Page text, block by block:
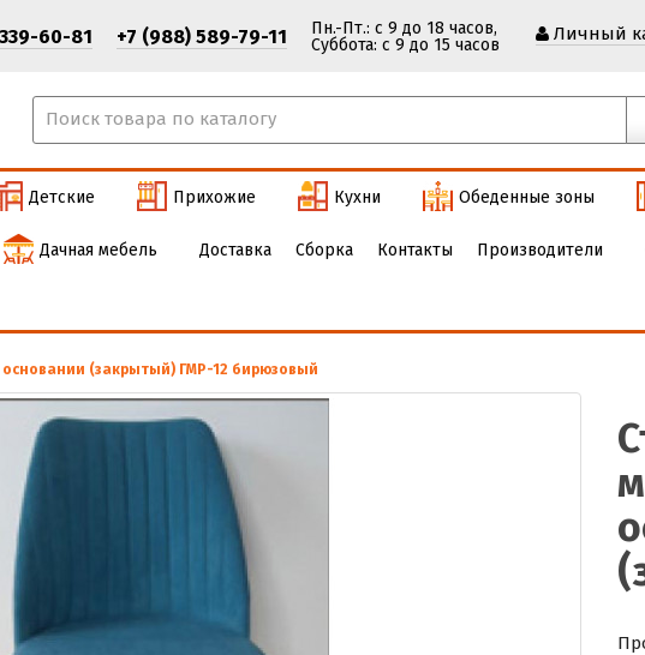
60-81 +7 (988) 589-79-11
Пн.-Пт.: с 9 до 18 часов,
Cуббота: с 9 до 15 часов
Личный
Детские Прихожие Кухни Обеденные зоны
Дачная мебель Доставка Сборка Контакты Производители
основании (закрытый) ГМР-12 бирюзовый